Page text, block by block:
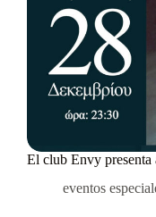
El club Envy
eventos